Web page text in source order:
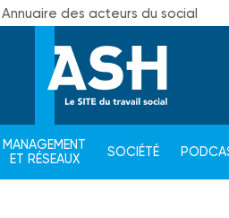
Annuaire des acteurs du social
MANAGEMENT
ET RÉSEAUX
SOCIÉTÉ